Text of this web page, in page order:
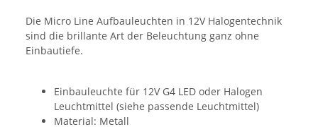
Die Micro Line Aufbauleuchten in 12V Halogentechnik
sind die brillante Art der Beleuchtung ganz ohne
Einbautiefe.
Einbauleuchte für 12V G4 LED oder Halogen
Leuchtmittel (siehe passende Leuchtmittel)
Material: Metall